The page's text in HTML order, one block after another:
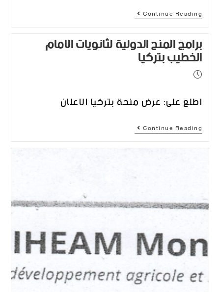
Continue Reading
برامج المنح الدولية لثانويات الامام
الخطيب بتركيا
اطلع على: عرض منحة بتركيا الاعلان
Continue Reading